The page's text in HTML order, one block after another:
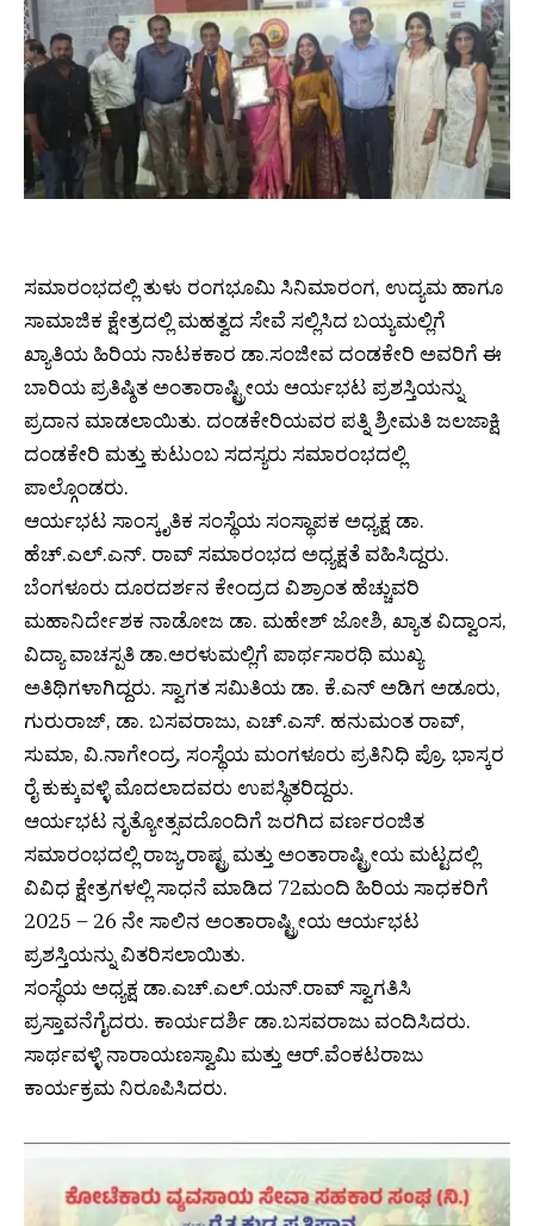
ಸಮಾರಂಭದಲ್ಲಿ ತುಳು ರಂಗಭೂಮಿ ಸಿನಿಮಾರಂಗ, ಉದ್ಯಮ ಹಾಗೂ
ಸಾಮಾಜಿಕ ಕ್ಷೇತ್ರದಲ್ಲಿ ಮಹತ್ವದ ಸೇವೆ ಸಲ್ಲಿಸಿದ ಬಯ್ಯಮಲ್ಲಿಗೆ
ಖ್ಯಾತಿಯ ಹಿರಿಯ ನಾಟಕಕಾರ ಡಾ.ಸಂಜೀವ ದಂಡಕೇರಿ ಅವರಿಗೆ ಈ
ಬಾರಿಯ ಪ್ರತಿಷ್ಠಿತ ಅಂತಾರಾಷ್ಟ್ರೀಯ ಆರ್ಯಭಟ ಪ್ರಶಸ್ತಿಯನ್ನು
ಪ್ರದಾನ ಮಾಡಲಾಯಿತು. ದಂಡಕೇರಿಯವರ ಪತ್ನಿ ಶ್ರೀಮತಿ ಜಲಜಾಕ್ಷಿ
ದಂಡಕೇರಿ ಮತ್ತು ಕುಟುಂಬ ಸದಸ್ಯರು ಸಮಾರಂಭದಲ್ಲಿ
ಪಾಲ್ಗೊಂಡರು.
ಆರ್ಯಭಟ ಸಾಂಸ್ಕೃತಿಕ ಸಂಸ್ಥೆಯ ಸಂಸ್ಥಾಪಕ ಅಧ್ಯಕ್ಷ ಡಾ.
ಹೆಚ್.ಎಲ್.ಎನ್. ರಾವ್ ಸಮಾರಂಭದ ಅಧ್ಯಕ್ಷತೆ ವಹಿಸಿದ್ದರು.
ಬೆಂಗಳೂರು ದೂರದರ್ಶನ ಕೇಂದ್ರದ ವಿಶ್ರಾಂತ ಹೆಚ್ಚುವರಿ
ಮಹಾನಿರ್ದೇಶಕ ನಾಡೋಜ ಡಾ. ಮಹೇಶ್ ಜೋಶಿ, ಖ್ಯಾತ ವಿದ್ವಾಂಸ,
ವಿದ್ಯಾ ವಾಚಸ್ಪತಿ ಡಾ.ಅರಳುಮಲ್ಲಿಗೆ ಪಾರ್ಥಸಾರಥಿ ಮುಖ್ಯ
ಅತಿಥಿಗಳಾಗಿದ್ದರು. ಸ್ವಾಗತ ಸಮಿತಿಯ ಡಾ. ಕೆ.ಎನ್ ಅಡಿಗ ಅಡೂರು,
ಗುರುರಾಜ್, ಡಾ. ಬಸವರಾಜು, ಎಚ್.ಎಸ್. ಹನುಮಂತ ರಾವ್,
ಸುಮಾ, ವಿ.ನಾಗೇಂದ್ರ, ಸಂಸ್ಥೆಯ ಮಂಗಳೂರು ಪ್ರತಿನಿಧಿ ಪ್ರೊ. ಭಾಸ್ಕರ
ರೈ ಕುಕ್ಕುವಳ್ಳಿ ಮೊದಲಾದವರು ಉಪಸ್ಥಿತರಿದ್ದರು.
ಆರ್ಯಭಟ ನೃತ್ಯೋತ್ಸವದೊಂದಿಗೆ ಜರಗಿದ ವರ್ಣರಂಜಿತ
ಸಮಾರಂಭದಲ್ಲಿ ರಾಜ್ಯ,ರಾಷ್ಟ್ರ ಮತ್ತು ಅಂತಾರಾಷ್ಟ್ರೀಯ ಮಟ್ಟದಲ್ಲಿ
ವಿವಿಧ ಕ್ಷೇತ್ರಗಳಲ್ಲಿ ಸಾಧನೆ ಮಾಡಿದ 72ಮಂದಿ ಹಿರಿಯ ಸಾಧಕರಿಗೆ
2025 – 26 ನೇ ಸಾಲಿನ ಅಂತಾರಾಷ್ಟ್ರೀಯ ಆರ್ಯಭಟ
ಪ್ರಶಸ್ತಿಯನ್ನು ವಿತರಿಸಲಾಯಿತು.
ಸಂಸ್ಥೆಯ ಅಧ್ಯಕ್ಷ ಡಾ.ಎಚ್.ಎಲ್.ಯನ್.ರಾವ್ ಸ್ವಾಗತಿಸಿ
ಪ್ರಸ್ತಾವನೆಗೈದರು. ಕಾರ್ಯದರ್ಶಿ ಡಾ.ಬಸವರಾಜು ವಂದಿಸಿದರು.
ಸಾರ್ಥವಳ್ಳಿ ನಾರಾಯಣಸ್ವಾಮಿ ಮತ್ತು ಆರ್.ವೆಂಕಟರಾಜು
ಕಾರ್ಯಕ್ರಮ ನಿರೂಪಿಸಿದರು.